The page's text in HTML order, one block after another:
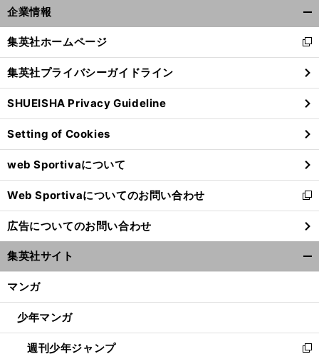
企業情報
閉
る
集英社ホームページ
新
し
い
ウ
ィ
ン
ド
ウ
で
開
く
集英社プライバシーガイドライン
SHUEISHA Privacy Guideline
Setting of Cookies
web Sportivaについて
Web Sportivaについてのお問い合わせ
新
し
い
ウ
ィ
ン
ウ
開
く
広告についてのお問い合わせ
集英社サイト
マンガ
少年マンガ
週刊少年ジャンプ
新